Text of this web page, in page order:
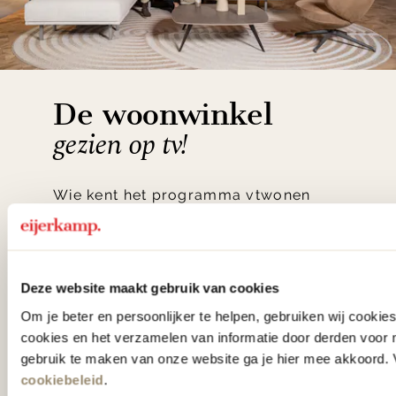
Deze website maakt gebruik van cookies
Om je beter en persoonlijker te helpen, gebruiken wij
cookies en het verzamelen van informatie door derden voor
gebruik te maken van onze website ga je hier mee akkoord.
cookiebeleid.
De woonwinkel
gezien op tv!
Wie kent het programma vtwonen
'Weer verliefd op je huis' niet? We
slaap- en designcollecties
samengesteld met de mooiste
klassiekers en de nieuwste ontwerpen
in verrassende materialen en kleuren!